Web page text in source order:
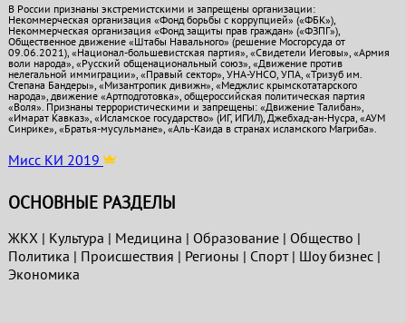
В России признаны экстремистскими и запрещены организации:
Некоммерческая организация «Фонд борьбы с коррупцией» («ФБК»),
Некоммерческая организация «Фонд защиты прав граждан» («ФЗПГ»),
Общественное движение «Штабы Навального» (решение Мосгорсуда от
09.06.2021), «Национал-большевистская партия», «Свидетели Иеговы», «Армия
воли народа», «Русский общенациональный союз», «Движение против
нелегальной иммиграции», «Правый сектор», УНА-УНСО, УПА, «Тризуб им.
Степана Бандеры», «Мизантропик дивижн», «Меджлис крымскотатарского
народа», движение «Артподготовка», общероссийская политическая партия
«Воля». Признаны террористическими и запрещены: «Движение Талибан»,
«Имарат Кавказ», «Исламское государство» (ИГ, ИГИЛ), Джебхад-ан-Нусра, «АУМ
Синрике», «Братья-мусульмане», «Аль-Каида в странах исламского Магриба».
Мисс КИ 2019
ОСНОВНЫЕ РАЗДЕЛЫ
ЖКХ| Культура | Медицина | Образование| Общество |
Политика | Проиcшествия | Регионы | Спорт| Шоу бизнес|
Экономика